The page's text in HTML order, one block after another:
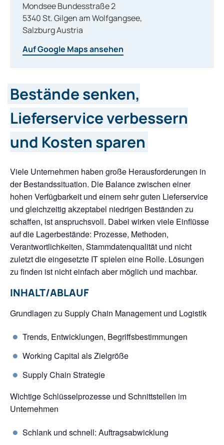
Mondsee Bundesstraße 2
5340St. Gilgen am Wolfgangsee,
SalzburgAustria
Auf Google Maps ansehen
Bestände senken,
Lieferservice verbessern
und Kosten sparen
Viele Unternehmen haben große Herausforderungen in
der Bestandssituation. Die Balance zwischen einer
hohen Verfügbarkeit und einem sehr guten Lieferservice
und gleichzeitig akzeptabel niedrigen Beständen zu
schaffen, ist anspruchsvoll. Dabei wirken viele Einflüsse
auf die Lagerbestände: Prozesse, Methoden,
Verantwortlichkeiten, Stammdatenqualität und nicht
zuletzt die eingesetzte IT spielen eine Rolle. Lösungen
zu finden ist nicht einfach aber möglich und machbar.
INHALT/ABLAUF
Grundlagen zu Supply Chain Management und Logistik
Trends, Entwicklungen, Begriffsbestimmungen
Working Capital als Zielgröße
Supply Chain Strategie
Wichtige Schlüsselprozesse und Schnittstellen im
Unternehmen
Schlank und schnell: Auftragsabwicklung